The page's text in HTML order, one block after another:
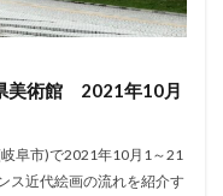
美術館 2021年10月
阜市)で2021年10月1～21
ス近代絵画の流れを紹介す